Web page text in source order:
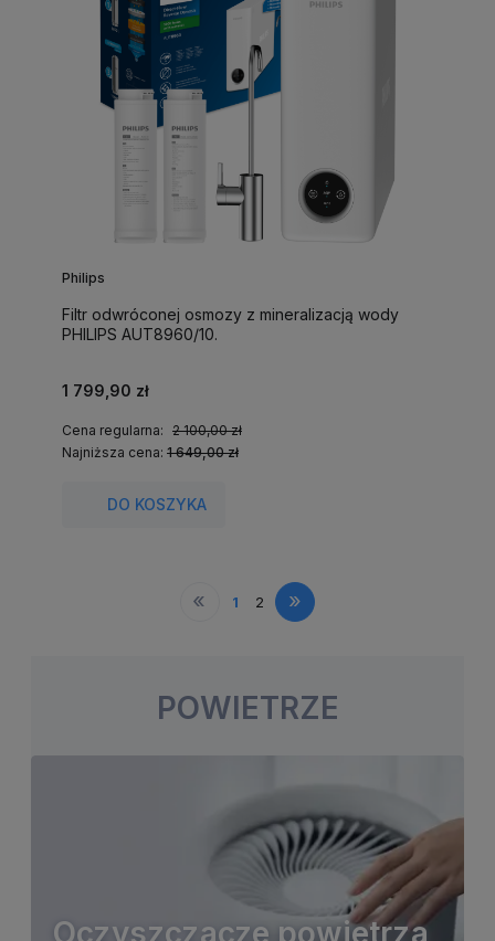
Philips
Filtr odwróconej osmozy z mineralizacją wody
PHILIPS AUT8960/10.
1 799,90 zł
Cena regularna: 2 100,00 zł
Najniższa cena: 1 649,00 zł
DO KOSZYKA
« 1 2 »
POWIETRZE
Oczyszczacze powietrza